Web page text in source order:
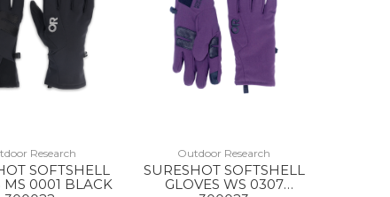
Research
SOFTSHELL
MS 0001 BLACK
Outdoor Research
SURESHOT SOFTSHELL
GLOVES WS 0307